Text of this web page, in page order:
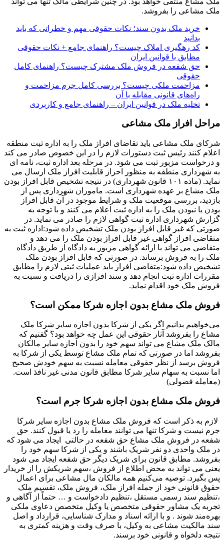
ملک مشاعی را بفروشد.
خرید ملک بدون سند؛ نکات حقوقی مهم و خطراتی که باید
بدانید
کد رهگیری املاک چیست؟ راهنمای جامع + نکات حقوقی
مطابق با قوانین ایران
حق شفعه در فروش ملک مشترک چیست؟ راهنمای کامل
حقوقی
مزاحمت ملکی چیست؟ بررسی کامل جرم مزاحمت و
راه‌های قانونی مقابله با آن
تخلیه ملک در قوانین ایران – راهنمای جامع و کاربردی
مراحل افراز ملک مشاعی
شرکای ملک مشاعی باید تقاضای افراز ملک را به اداره ثبت منطقه
اعلام کنند رئیس ثبت دستورات لازم را در این خصوص صادر می کند
و درخواست مزبور ثبت می شود. در مرحله بعد اداره ثبت، نامه ای
به شهرداری منطقه به منظور احراز قابلیت افراز ملک ارسال می
نماید. (ماده ۱۰۱ قانون شهرداری) در نتیجه تشخیص قابل افراز بودن
ملک مشاع بر عهده شهرداری است. ماموران شهرداری پس از
بازدید، بررسی موقعیت ملک و شرایط موجود در آن قابل افراز
بودن یا نبودن ملک را به اداره ثبت اعلام می کنند و با توجه به
گزارش شهرداری اداره ثبت گواهی لازم را صادر می نماید. در
صورتی که غیر قابل افراز بودن ملک تشخیص داده شود:اداره ثبت به
متقاضی افراز گواهی غیر قابل افراز بودن ملک را می دهد و
متقاضی می تواند با ارائه گواهی مزبور به دادگاه از طریق دادگاه
ملک را به فروش برساند. در صورتی که قابل افراز بودن ملک
تشخیص داده شود:متقاضی افراز باید عملیات ثبتی لازم را مطابق
مقررات اداره ثبت انجام دهد و سند افرازی را دریافت و نسبت به
فروش ملک خود اقدام نماید.
فروش ملک مشاع بدون اجازه شرکا ممکن است؟
می‌خواهیم بدانیم اگر یکی از شرکا بدون اجازه سایر شرکا ملک
مشاع را بفروشد آثار حقوقی این عمل چه خواهد بود؟ گفتیم که
مالک ملک مشاع می تواند سهم خود را بدون اجازه سایر مالکان
بفروشد اما در صورتی که تمام ملک مشاع توسط یکی از شرکا به
فروش برسد از نظر حقوقی معامله نسبت به سهم خودش صحیح
اما نسبت به سهام سایر شرکا مطابق قانون مدنی غیر نافذ است.
(معامله فضولی)
فروش ملک مشاع بدون اجازه شرکا جرم است؟
لازم به ذکر است که فروش ملک مشاع بدون اجازه سایر شرکا
جرم نیست و شرکا تنها می توانند معامله را رد یا قبول کنند. حق
شفعه در فروش ملک مشاع حق شفعه در حالتی ایجاد می شود که
در ملک واحدی دو نفر شریک باشند و یکی از شرکا سهم خود را
بفروشد. مطابق قانون برای شریک دیگر حق شفعه ایجاد می شود
یعنی می تواند به محض اطلاع از فروش ،سهم شریکش را از خریدار
پس بگیرد. توصیه می‌کنیم همه مالکان مال مشاعی برای اعمال
حقوق قانونی خود از جمله افراز ملک، فروش ملک، تقسیم ملک
،تنظیم سند رسمی مستقل ،تنظیم دادخواست و … حتماً از آگاهی و
تجربه یک مشاور حقوقی متخصص یا وکیل متخصص دعاوی ملکی
بهره‌مند شوند . و با ارائه اسناد و مدارک شناسایی، قرارداد و اصل
سند مالکیت مشاعی به وکیل، با صرف وقت و هزینه کمتری به
نتیجه دلخواه و قانونی خود برسند.